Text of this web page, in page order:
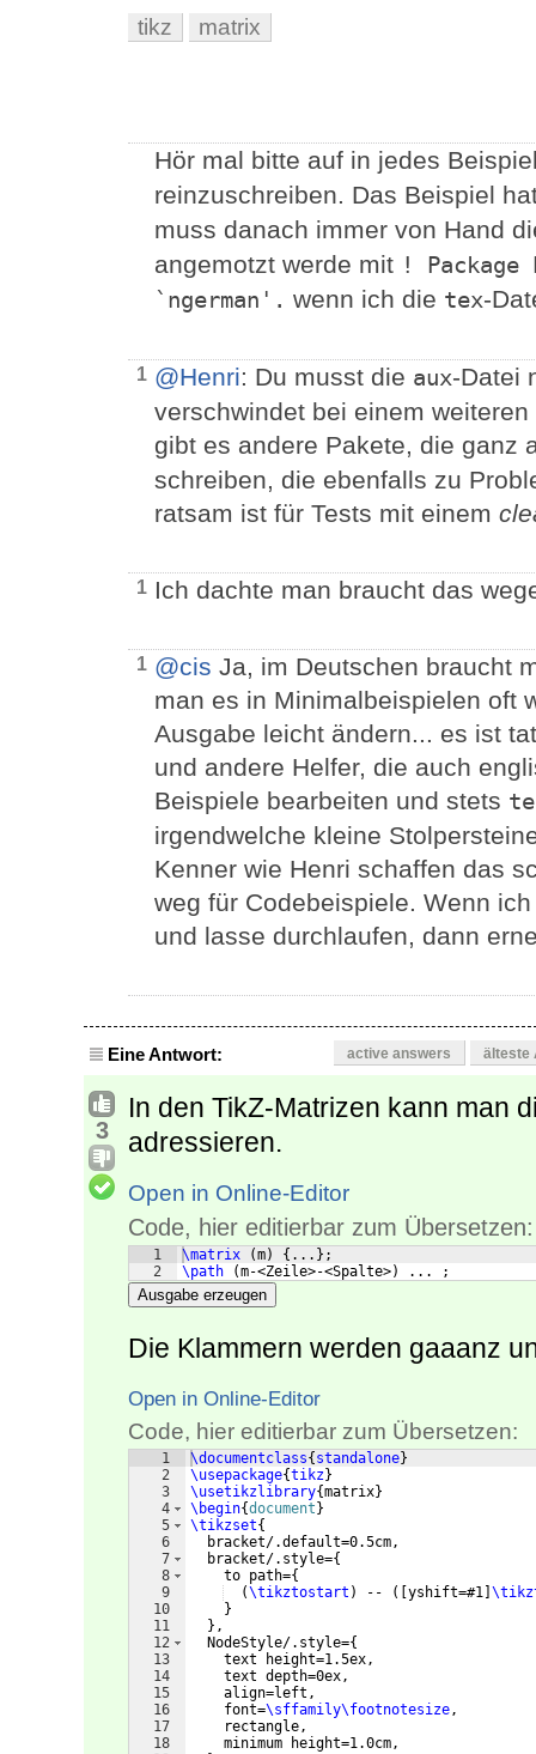
tikz matrix
Hör mal bitte auf in jedes
reinzuschreiben. Das Beispiel
muss danach immer von Hand
angemotzt werde mit ! Package
`ngerman'. wenn ich die tex-
1 @Henri: Du musst die aux-Datei
verschwindet bei einem
gibt es andere Pakete, die ganz
schreiben, die ebenfalls zu
ratsam ist für Tests mit einem
1 Ich dachte man braucht das
1 @cis Ja, im Deutschen braucht
man es in Minimalbeispielen oft
Ausgabe leicht ändern... es ist
und andere Helfer, die auch
Beispiele bearbeiten und stets
irgendwelche kleine
Kenner wie Henri schaffen das
weg für Codebeispiele. Wenn
und lasse durchlaufen, dann
Eine Antwort: active answers älteste
3
In den TikZ-Matrizen kann man
adressieren.
Open in Online-Editor
Code, hier editierbar zum Übersetzen:
1
2
\matrix (m) { ... } ;
\path
(m-<Zeile>-<Spalte>) ... ;
Ausgabe erzeugen
Die Klammern werden gaaanz
Open in Online-Editor
Code, hier editierbar zum Übersetzen:
1
2
3
4
5
6
7
8
9
10
11
12
13
14
15
16
17
18
\documentclass{ standalone}
\usepackage{tikz}
\usetikzlibrary{matrix}
\begin{document }
\tikzset{
  bracket/.default=0.5cm,
  bracket/.style=
{
    to path=
{
(\tikztostart ) -- ([ yshift=#1
}
} ,
  NodeStyle/.style=
{
    text height=1.5ex,
    text depth=0ex,
    align=left,
    font=
\sffamily\footnotesize,
    rectangle,
    minimum height=1.0cm,